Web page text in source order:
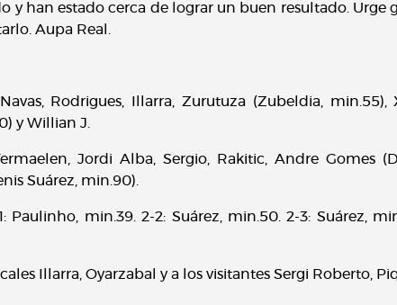
y han estado cerca de lograr un buen resultado. Urge
Aupa Real.
Rodrigues, Illarra, Zurutuza (Zubeldia, min.55),
y Willian J.
Jordi Alba, Sergio, Rakitic, Andre Gomes
Suárez, min.90).
Paulinho, min.39. 2-2: Suárez, min.50. 2-3: Suárez,
Illarra, Oyarzabal y a los visitantes Sergi Roberto,